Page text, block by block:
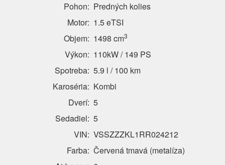
Pohon: Predných kolies
Motor: 1.5 eTSI
Objem: 1498 cm3
Výkon: 110kW / 149 PS
Spotreba: 5.9 l / 100 km
Karoséria: Kombi
Dverí: 5
Sedadiel: 5
VIN: VSSZZZKL1RR024212
Farba: Červená tmavá (metalíza)